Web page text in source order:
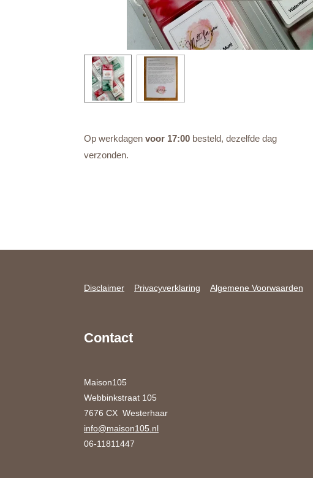
Op werkdagen voor 17:00 besteld, dezelfde dag
verzonden.
Disclaimer Privacyverklaring Algemene Voorwaarden
Contact
Maison105
Webbinkstraat 105
7676 CX Westerhaar
info@maison105.nl
06-11811447